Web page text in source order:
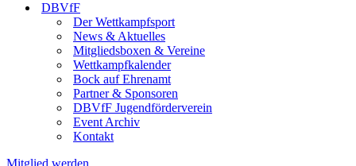
DBVfF
Der Wettkampfsport
News & Aktuelles
Mitgliedsboxen & Vereine
Wettkampfkalender
Bock auf Ehrenamt
Partner & Sponsoren
DBVfF Jugendförderverein
Event Archiv
Kontakt
Mitglied werden